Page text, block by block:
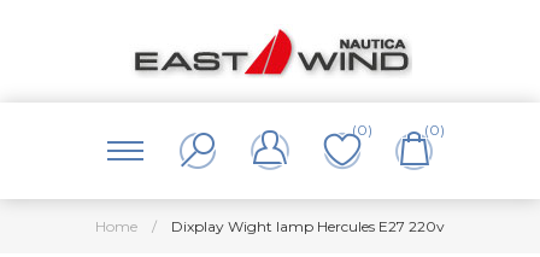
(0) (0)
Home / Dixplay Wight lamp Hercules E27 220v